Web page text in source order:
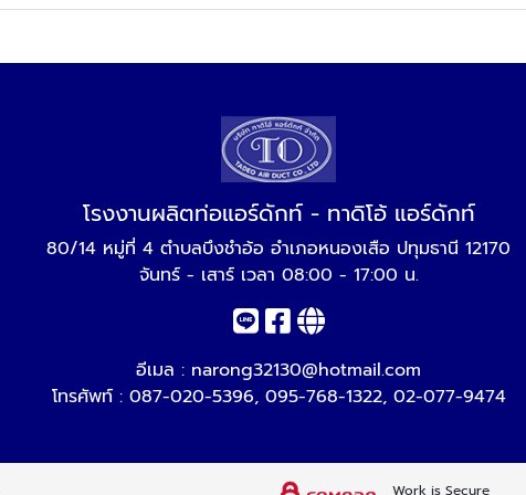
โรงงานผลิตท่อแอร์ดักท์ - ทาดิโอ้ แอร์ดักท์
80/14 หมู่ที่ 4 ตำบลบึงชำอ้อ อำเภอหนองเสือ ปทุมธานี 12170
จันทร์ - เสาร์ เวลา 08:00 - 17:00 น.
อีเมล : narong32130@hotmail.com
โทรศัพท์ : 087-020-5396, 095-768-1322, 02-077-9474
Work is Secure